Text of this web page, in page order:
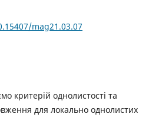
mag21.03.07
критерій однолистості та
для локально однолистих